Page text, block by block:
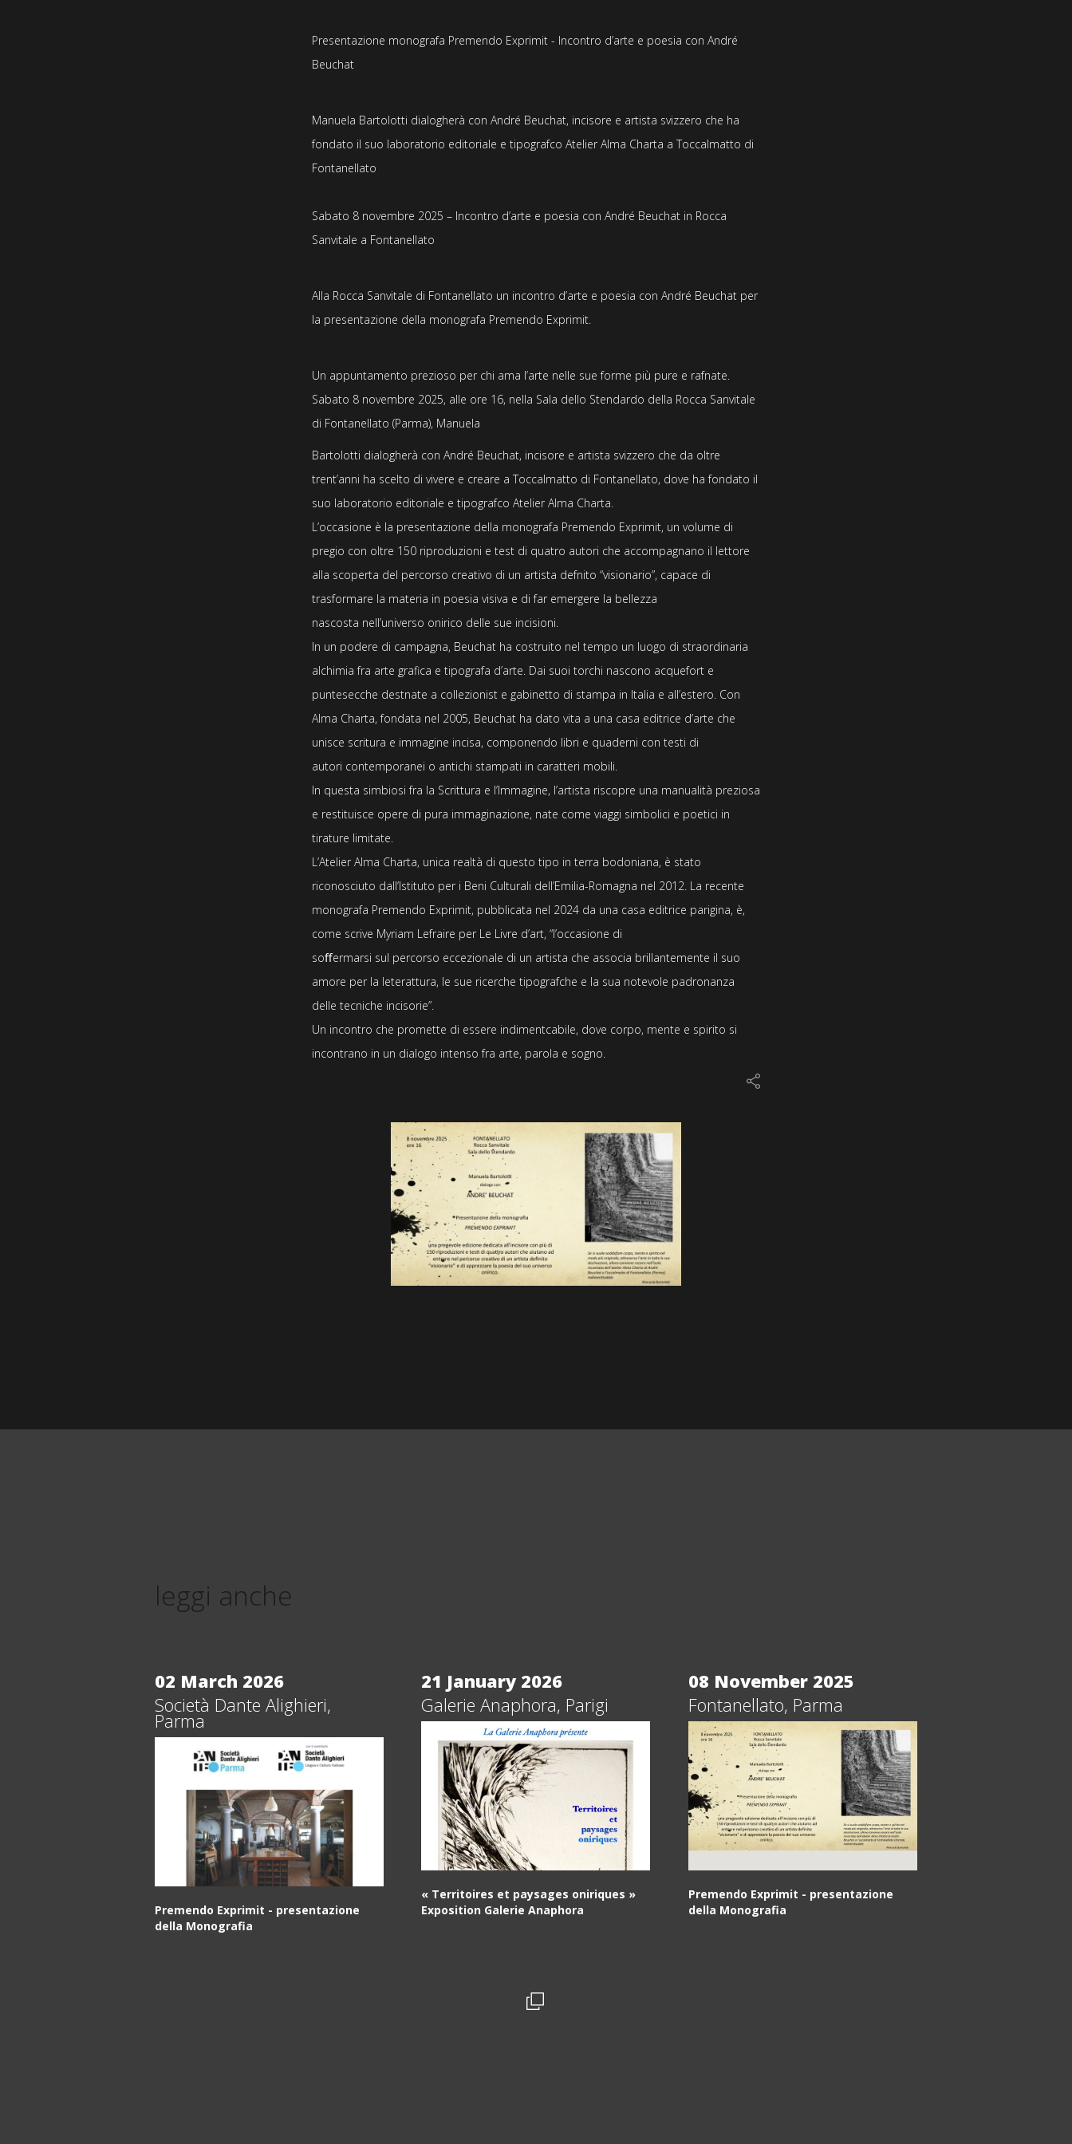
Presentazione monografa Premendo Exprimit - Incontro d’arte e poesia con André
Beuchat
Manuela Bartolotti dialogherà con André Beuchat, incisore e artista svizzero che ha
fondato il suo laboratorio editoriale e tipografco Atelier Alma Charta a Toccalmatto di
Fontanellato
Sabato 8 novembre 2025 – Incontro d’arte e poesia con André Beuchat in Rocca
Sanvitale a Fontanellato
Alla Rocca Sanvitale di Fontanellato un incontro d’arte e poesia con André Beuchat per
la presentazione della monografa Premendo Exprimit.
Un appuntamento prezioso per chi ama l’arte nelle sue forme più pure e rafnate.
Sabato 8 novembre 2025, alle ore 16, nella Sala dello Stendardo della Rocca Sanvitale
di Fontanellato (Parma), Manuela
Bartolotti dialogherà con André Beuchat, incisore e artista svizzero che da oltre
trent’anni ha scelto di vivere e creare a Toccalmatto di Fontanellato, dove ha fondato il
suo laboratorio editoriale e tipografco Atelier Alma Charta.
L’occasione è la presentazione della monografa Premendo Exprimit, un volume di
pregio con oltre 150 riproduzioni e test di quatro autori che accompagnano il lettore
alla scoperta del percorso creativo di un artista defnito “visionario”, capace di
trasformare la materia in poesia visiva e di far emergere la bellezza
nascosta nell’universo onirico delle sue incisioni.
In un podere di campagna, Beuchat ha costruito nel tempo un luogo di straordinaria
alchimia fra arte grafica e tipografa d’arte. Dai suoi torchi nascono acquefort e
puntesecche destnate a collezionist e gabinetto di stampa in Italia e all’estero. Con
Alma Charta, fondata nel 2005, Beuchat ha dato vita a una casa editrice d’arte che
unisce scritura e immagine incisa, componendo libri e quaderni con testi di
autori contemporanei o antichi stampati in caratteri mobili.
In questa simbiosi fra la Scrittura e l’Immagine, l’artista riscopre una manualità preziosa
e restituisce opere di pura immaginazione, nate come viaggi simbolici e poetici in
tirature limitate.
L’Atelier Alma Charta, unica realtà di questo tipo in terra bodoniana, è stato
riconosciuto dall’Istituto per i Beni Culturali dell’Emilia-Romagna nel 2012. La recente
monografa Premendo Exprimit, pubblicata nel 2024 da una casa editrice parigina, è,
come scrive Myriam Lefraire per Le Livre d’art, “l’occasione di
soﬀermarsi sul percorso eccezionale di un artista che associa brillantemente il suo
amore per la leterattura, le sue ricerche tipografche e la sua notevole padronanza
delle tecniche incisorie”.
Un incontro che promette di essere indimentcabile, dove corpo, mente e spirito si
incontrano in un dialogo intenso fra arte, parola e sogno.
leggi anche
02 March 2026
Società Dante Alighieri,
Parma
Premendo Exprimit - presentazione
della Monografia
21 January 2026
Galerie Anaphora, Parigi
« Territoires et paysages oniriques »
Exposition Galerie Anaphora
08 November 2025
Fontanellato, Parma
Premendo Exprimit - presentazione
della Monografia